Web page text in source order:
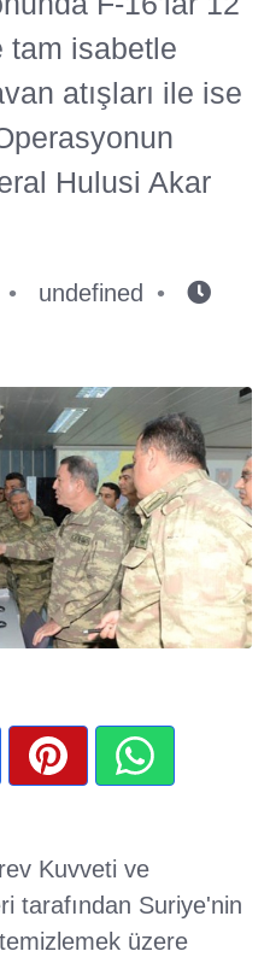
tam isabetle
atışları ile ise
Hulusi Akar
undefined
Kuvveti ve
tarafından Suriye'nin
üzere